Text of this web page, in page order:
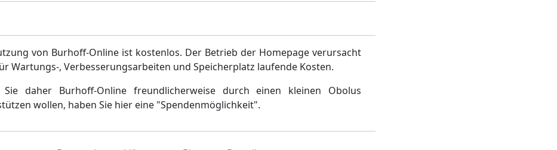
von Burhoff-Online ist kostenlos. Der Betrieb der Homepage verursacht
Wartungs-, Verbesserungsarbeiten und Speicherplatz laufende Kosten.
Sie daher Burhoff-Online freundlicherweise durch einen kleinen Obolus
wollen, haben Sie hier eine "Spendenmöglichkeit".